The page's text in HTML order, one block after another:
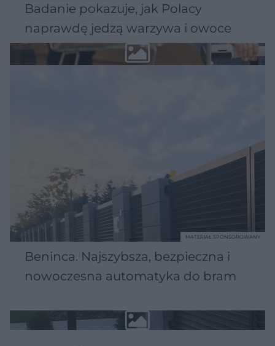
Badanie pokazuje, jak Polacy
naprawdę jedzą warzywa i owoce
Beninca. Najszybsza, bezpieczna i
nowoczesna automatyka do bram
MATERIAŁ SPONSOROWANY